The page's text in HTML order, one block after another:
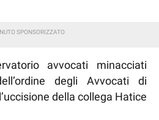
avvocati minacciati
degli Avvocati di
della collega Hatice